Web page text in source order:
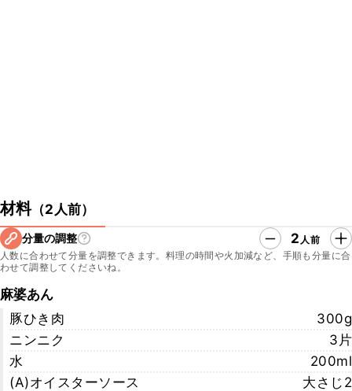
材料（2人前）
分量の調整 2 人前
人数に合わせて分量を調整できます。料理の時間や火加減など、手順も分量に合
わせて調整してくださいね。
麻婆あん
豚ひき肉
300g
ニンニク
3片
水
200ml
(A)オイスターソース
大さじ2